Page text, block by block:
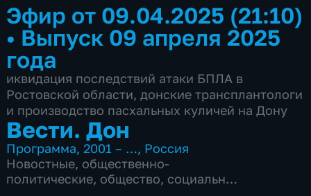
Эфир от 09.04.2025 (21:10)
• Выпуск 09 апреля 2025
года
иквидация последствий атаки БПЛА в
Ростовской области, донские трансплантологи
и производство пасхальных куличей на Дону
Вести. Дон
Программа,2001 – …, Россия
Новостные, общественно-
политические, общество, социально-